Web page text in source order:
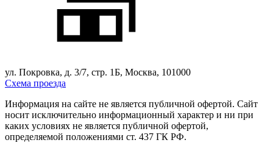
ул. Покровка, д. 3/7, стр. 1Б, Москва, 101000
Схема проезда
Информация на сайте не является публичной офертой. Cайт
носит исключительно информационный характер и ни при
каких условиях не является публичной офертой,
определяемой положениями ст. 437 ГК РФ.